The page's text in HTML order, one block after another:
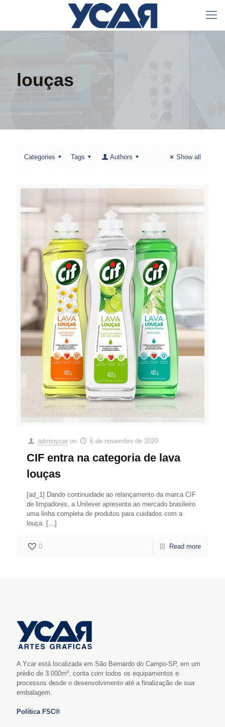
louças
Categories Tags Authors Show all
adminycar on 6 de novembro de 2020
CIF entra na categoria de lava
louças
[ad_1] Dando continuidade ao relançamento da marca CIF
de limpadores, a Unilever apresenta ao mercado brasileiro
uma linha completa de produtos para cuidados com a
louça. […]
0 Read more
A Ycar está localizada em São Bernardo do Campo-SP, em um
prédio de 3.000m², conta com todos os equipamentos e
processos desde o desenvolvimento até a finalização de sua
embalagem.
Política FSC®